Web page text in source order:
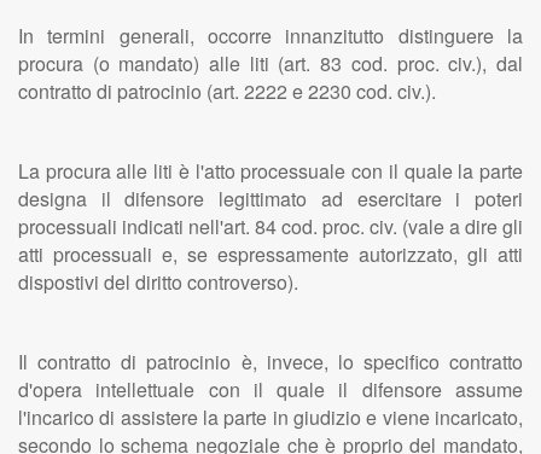
In termini generali, occorre innanzitutto distinguere la
procura (o mandato) alle liti (art. 83 cod. proc. civ.), dal
contratto di patrocinio (art. 2222 e 2230 cod. civ.).
La procura alle liti è l'atto processuale con il quale la parte
designa il difensore legittimato ad esercitare i poteri
processuali indicati nell'art. 84 cod. proc. civ. (vale a dire gli
atti processuali e, se espressamente autorizzato, gli atti
dispostivi del diritto controverso).
Il contratto di patrocinio è, invece, lo specifico contratto
d'opera intellettuale con il quale il difensore assume
l'incarico di assistere la parte in giudizio e viene incaricato,
secondo lo schema negoziale che è proprio del mandato,